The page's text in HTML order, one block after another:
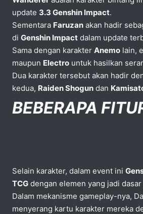
update 3.3 Genshin Impact.
Sementara Faruzan akan hadir
di Genshin Impact dalam update
Sama dengan karakter Anemo lain,
maupun Electro untuk hasilkan
Dua karakter tersebut akan hadir
kedua, Raiden Shogun dan
BEBERAPA
Selain karakter, dalam event ini
TCG dengan elemen yang jadi
Dalam mekanisme gameplay-nya,
menyerang kartu karakter mereka